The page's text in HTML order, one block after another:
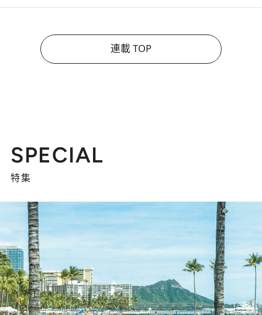
連載 TOP
SPECIAL
特集